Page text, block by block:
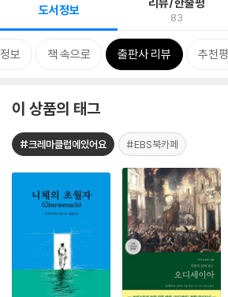
도서정보 83
보 책 속으로 출판사 리뷰 추천평
이 상품의 태그
#크레마클럽에있어요 #EBS북카페